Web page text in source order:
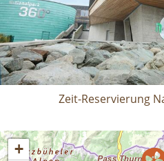
Zeit-Reservierung
+